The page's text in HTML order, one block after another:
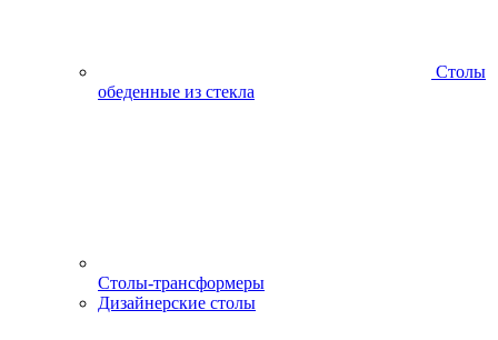
Столы
обеденные из стекла
Столы-трансформеры
Дизайнерские столы